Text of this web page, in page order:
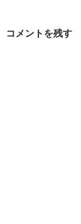
ゲ
コメントを残す